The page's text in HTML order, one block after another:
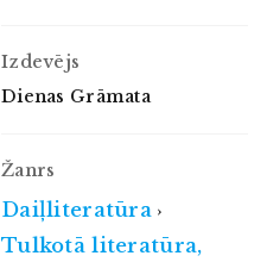
Izdevējs
Dienas Grāmata
Žanrs
Daiļliteratūra ›
Tulkotā literatūra,